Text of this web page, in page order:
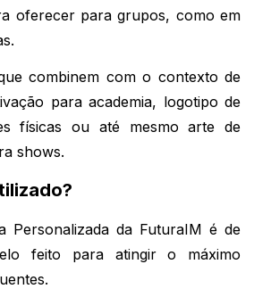
oferecer para grupos, como em
combinem com o contexto de
para academia, logotipo de
físicas ou até mesmo arte de
shows.
feito para atingir o máximo